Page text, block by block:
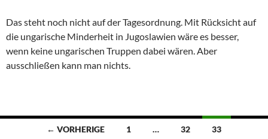
Das steht noch nicht auf der Tagesordnung. Mit Rücksicht auf
die ungarische Minderheit in Jugoslawien wäre es besser,
wenn keine ungarischen Truppen dabei wären. Aber
ausschließen kann man nichts.
Beitragsnavigation
← VORHERIGE 1 … 32 33